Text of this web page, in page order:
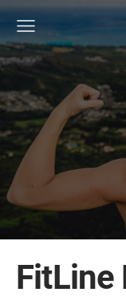
FitLine